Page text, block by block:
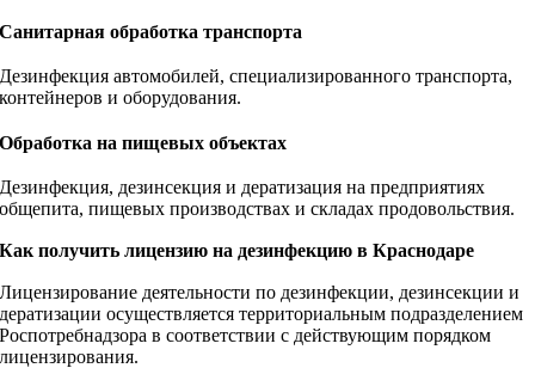
Санитарная обработка транспорта
Дезинфекция автомобилей, специализированного транспорта,
контейнеров и оборудования.
Обработка на пищевых объектах
Дезинфекция, дезинсекция и дератизация на предприятиях
общепита, пищевых производствах и складах продовольствия.
Как получить лицензию на дезинфекцию в Краснодаре
Лицензирование деятельности по дезинфекции, дезинсекции и
дератизации осуществляется территориальным подразделением
Роспотребнадзора в соответствии с действующим порядком
лицензирования.